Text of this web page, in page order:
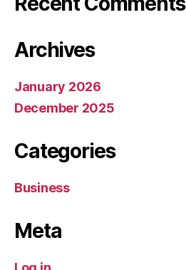
Archives
January 2026
December 2025
Categories
Business
Meta